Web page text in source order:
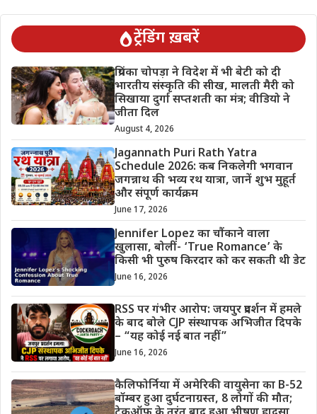
ट्रेंडिंग ख़बरें
प्रियंका चोपड़ा ने विदेश में भी बेटी को दी
भारतीय संस्कृति की सीख, मालती मैरी को
सिखाया दुर्गा सप्तशती का मंत्र; वीडियो ने
जीता दिल
August 4, 2026
Jagannath Puri Rath Yatra
Schedule 2026: कब निकलेगी भगवान
जगन्नाथ की भव्य रथ यात्रा, जानें शुभ मुहूर्त
और संपूर्ण कार्यक्रम
June 17, 2026
Jennifer Lopez का चौंकाने वाला
खुलासा, बोलीं- ‘True Romance’ के
किसी भी पुरुष किरदार को कर सकती थी डेट
June 16, 2026
RSS पर गंभीर आरोप: जयपुर प्रदर्शन में हमले
के बाद बोले CJP संस्थापक अभिजीत दिपके
– “यह कोई नई बात नहीं”
June 16, 2026
कैलिफोर्निया में अमेरिकी वायुसेना का B-52
बॉम्बर हुआ दुर्घटनाग्रस्त, 8 लोगों की मौत;